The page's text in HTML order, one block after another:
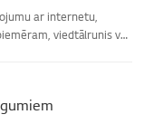
ar internetu,
viedtālrunis vai